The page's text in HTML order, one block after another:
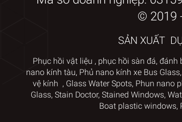
© 2019
SẢN XUẤT
Phục hồi vật liệu , phục hồi sàn đá, đánh
nano kính tàu, Phủ nano kính xe Bus Glass,
vệ kính , Glass Water Spots, Phun nano
Glass, Stain Doctor, Stained Windows,
Boat plastic windows,